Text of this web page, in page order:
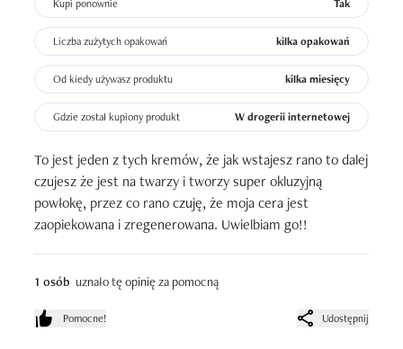
Kupi ponownie Tak
Liczba zużytych opakowań kilka opakowań
Od kiedy używasz produktu kilka miesięcy
Gdzie został kupiony produkt W drogerii internetowej
To jest jeden z tych kremów, że jak wstajesz rano to dalej
czujesz że jest na twarzy i tworzy super okluzyjną
powłokę, przez co rano czuję, że moja cera jest
zaopiekowana i zregenerowana. Uwielbiam go!!
1 osób uznało tę opinię za pomocną
Pomocne! Udostępnij